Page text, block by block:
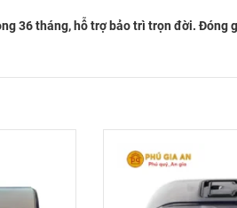
TP ĐỒNG
THỦ DẦU
Đại lộ Bình
Cường
36 tháng, hỗ trợ bảo trì trọn đời. Đóng